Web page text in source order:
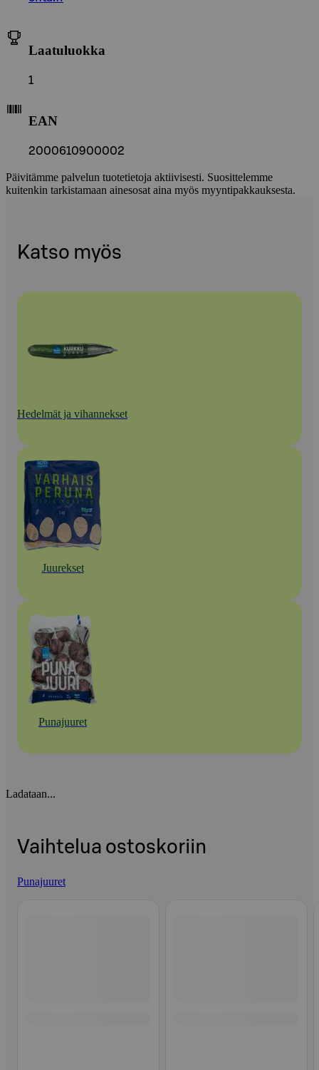
Laatuluokka
1
EAN
2000610900002
Päivitämme palvelun tuotetietoja aktiivisesti. Suosittelemme
kuitenkin tarkistamaan ainesosat aina myös myyntipakkauksesta.
Katso myös
Hedelmät ja vihannekset
Juurekset
Punajuuret
Ladataan...
Vaihtelua ostoskoriin
Punajuuret